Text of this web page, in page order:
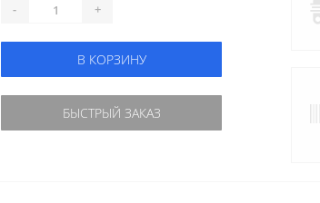
- +
В КОРЗИНУ
БЫСТРЫЙ ЗАКАЗ